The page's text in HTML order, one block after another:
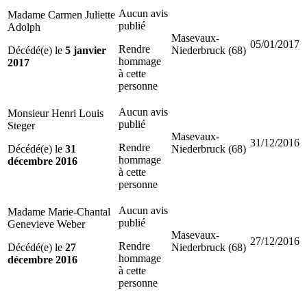
Madame Carmen Juliette
Adolph
Décédé(e) le 5 janvier
2017
Aucun avis
publié
Rendre
hommage
à cette
personne
Masevaux-
Niederbruck (68)
05/01/2017
Monsieur Henri Louis
Steger
Décédé(e) le 31
décembre 2016
Aucun avis
publié
Rendre
hommage
à cette
personne
Masevaux-
Niederbruck (68)
31/12/2016
Madame Marie-Chantal
Genevieve Weber
Décédé(e) le 27
décembre 2016
Aucun avis
publié
Rendre
hommage
à cette
personne
Masevaux-
Niederbruck (68)
27/12/2016